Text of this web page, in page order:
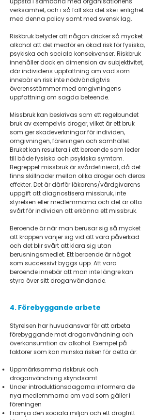
verksamhet, och i så fall ska det ske i enlighet
med denna policy samt med svensk lag.
Riskbruk betyder att någon dricker så mycket
alkohol att det medför en ökad risk för fysiska,
psykiska och sociala konsekvenser. Riskbruk
innehåller dock en dimension av subjektivitet,
där individens uppfattning om vad som
innebär en risk inte nödvändigtvis
överensstämmer med omgivningens
uppfattning om sagda beteende.
Missbruk kan beskrivas som ett regelbundet
bruk av exempelvis droger, vilket är ett bruk
som ger skadeverkningar för individen,
omgivningen, föreningen och samhället.
Bruket kan resultera i ett beroende som leder
till både fysiska och psykiska symtom.
Begreppet missbruk är svårdefinierat, då det
finns skillnader mellan olika droger och deras
effekter. Det är därför läkarens/vårdgivarens
uppgift att diagnostisera missbruk, inte
styrelsen eller medlemmarna och det är ofta
svårt för individen att erkänna ett missbruk.
Beroende är när man berusar sig så mycket
att kroppen vänjer sig vid att vara påverkad
och det blir svårt att klara sig utan
berusningsmedlet. Ett beroende är något
som successivt byggs upp. Att vara
beroende innebär att man inte längre kan
styra över sitt droganvändande.
4. Förebyggande arbete
Styrelsen har huvudansvar för att arbeta
förebyggande mot droganvändning och
överkonsumtion av alkohol. Exempel på
faktorer som kan minska risken för detta är:
Uppmärksamma riskbruk och
droganvändning skyndsamt
Under introduktionsdagarna informera de
nya medlemmarna om vad som gäller i
föreningen
Främja den sociala miljön och ett drogfritt